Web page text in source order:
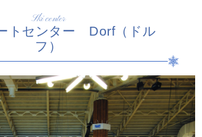
Ski center
トセンター Dorf（ドル
フ）